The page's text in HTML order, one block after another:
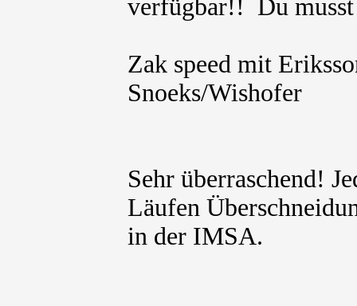
verfügbar!! Du
Zak speed mit
Snoeks/Wishofer
Sehr überraschend!
Läufen
in der IMSA.